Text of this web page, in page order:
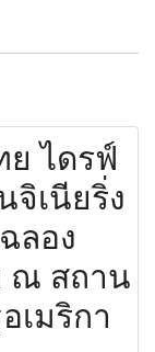
ไดรฟ์
จิเนียริ่ง
ลอง
ณ สถาน
เมริกา